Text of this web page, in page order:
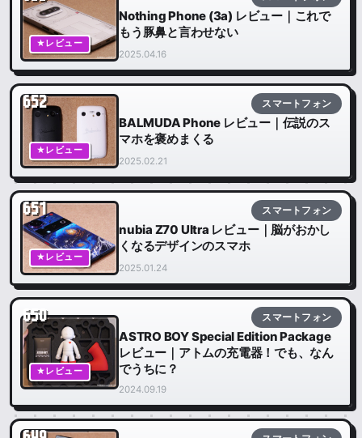
★レビュー
Nothing Phone (3a) レビュー｜これで
もう豚鼻と言わせない
2025.04.16
★レビュー
652 スマートフォン
BALMUDA Phone レビュー｜伝説のス
マホを褒めまくる
2025.02.21
★レビュー
651 スマートフォン
nubia Z70 Ultra レビュー｜脳がおかし
くなるデザインのスマホ
2025.01.24
★レビュー
650 スマートフォン
ASTRO BOY Special Edition Package
レビュー｜アトムの充電器！でも、なん
でうちに？
2024.09.19